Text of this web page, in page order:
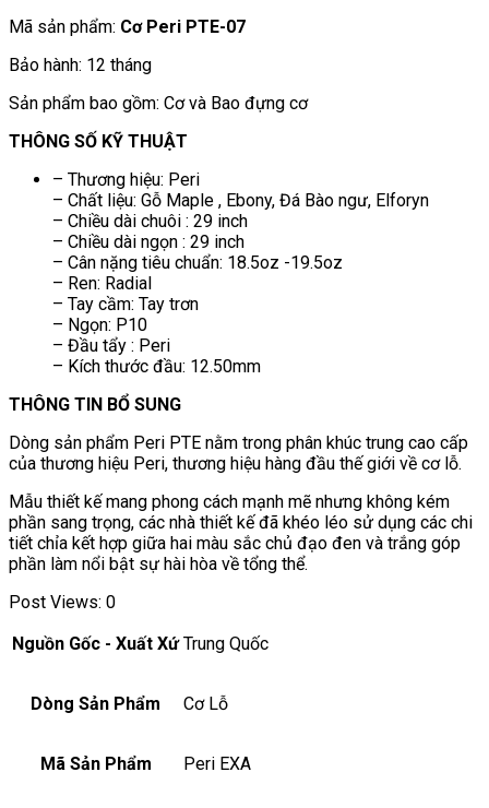
Mã sản phẩm: Cơ Peri PTE-07
Bảo hành: 12 tháng
Sản phẩm bao gồm: Cơ và Bao đựng cơ
THÔNG SỐ KỸ THUẬT
– Thương hiệu: Peri
– Chất liệu: Gỗ Maple , Ebony, Đá Bào ngư, Elforyn
– Chiều dài chuôi : 29 inch
– Chiều dài ngọn : 29 inch
– Cân nặng tiêu chuẩn: 18.5oz -19.5oz
– Ren: Radial
– Tay cầm: Tay trơn
– Ngọn: P10
– Đầu tẩy : Peri
– Kích thước đầu: 12.50mm
THÔNG TIN BỔ SUNG
Dòng sản phẩm Peri PTE nằm trong phân khúc trung cao cấp
của thương hiệu Peri, thương hiệu hàng đầu thế giới về cơ lỗ.
Mẫu thiết kế mang phong cách mạnh mẽ nhưng không kém
phần sang trọng, các nhà thiết kế đã khéo léo sử dụng các chi
tiết chỉa kết hợp giữa hai màu sắc chủ đạo đen và trắng góp
phần làm nổi bật sự hài hòa về tổng thể.
Post Views: 0
Nguồn Gốc - Xuất Xứ Trung Quốc
Dòng Sản Phẩm Cơ Lỗ
Mã Sản Phẩm Peri EXA